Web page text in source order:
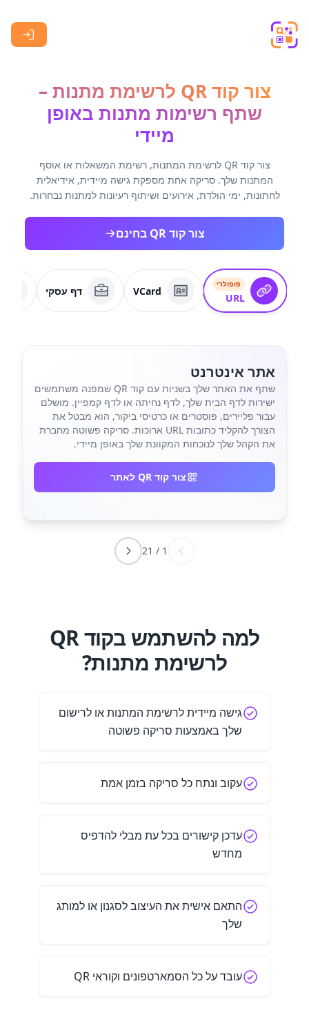
צור קוד QR לרשימת מתנות –
שתף רשימות מתנות באופן
מיידי
צור קוד QR לרשימת המתנות, רשימת המשאלות או אוסף
המתנות שלך. סריקה אחת מספקת גישה מיידית, אידיאלית
לחתונות, ימי הולדת, אירועים ושיתוף רעיונות למתנות נבחרות.
צור קוד QR בחינם
פופולרי
URL
VCard דף עסקי
אתר אינטרנט
שתף את האתר שלך בשניות עם קוד QR שמפנה משתמשים
ישירות לדף הבית שלך, לדף נחיתה או לדף קמפיין. מושלם
עבור פליירים, פוסטרים או כרטיסי ביקור, הוא מבטל את
הצורך להקליד כתובות URL ארוכות. סריקה פשוטה מחברת
את הקהל שלך לנוכחות המקוונת שלך באופן מיידי.
צור קוד QR לאתר
1
/
21
למה להשתמש בקוד QR
לרשימת מתנות?
גישה מיידית לרשימת המתנות או לרישום
שלך באמצעות סריקה פשוטה
עקוב ונתח כל סריקה בזמן אמת
עדכן קישורים בכל עת מבלי להדפיס
מחדש
התאם אישית את העיצוב לסגנון או למותג
שלך
עובד על כל הסמארטפונים וקוראי QR